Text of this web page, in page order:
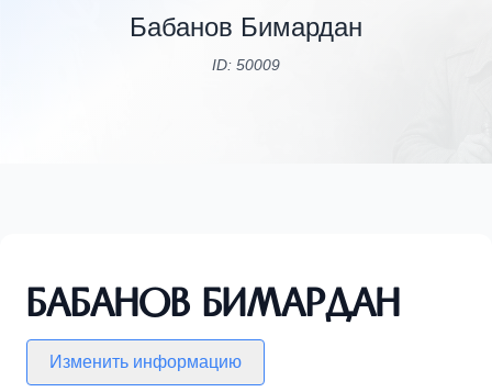
Бабанов Бимардан
ID: 50009
Бабанов Бимардан
Изменить информацию